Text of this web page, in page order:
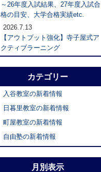
～26年度入試結果、27年度入試合
格の目安、大学合格実績etc.
2026.7.13
【アウトプット強化】寺子屋式ア
クティブラーニング
カテゴリー
入谷教室の新着情報
日暮里教室の新着情報
町屋教室の新着情報
自由塾の新着情報
月別表示